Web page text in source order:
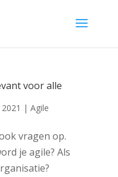
voor alle
| Agile
vragen op.
je agile? Als